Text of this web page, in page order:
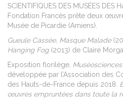
SCIENTIFIQUES DES MUSÉES DES
Fondation Francès prête deux
Musée de Picardie (Amiens).
Gueule Cassée, Masque Malade
Hanging Fog(2013) de Claire
Exposition florilège, Muséosciences
développée par l’Association des
des Hauts-de-France depuis 2018.
œuvres empruntées dans toute la